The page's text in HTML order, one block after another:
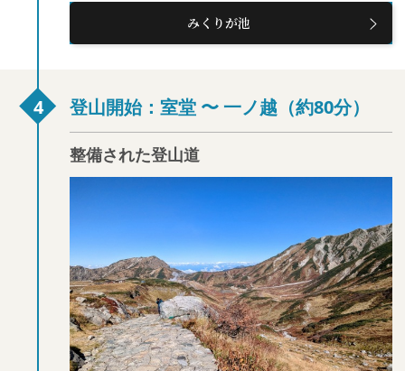
みくりが池
登山開始：室堂 〜 一ノ越（約80分）
整備された登山道